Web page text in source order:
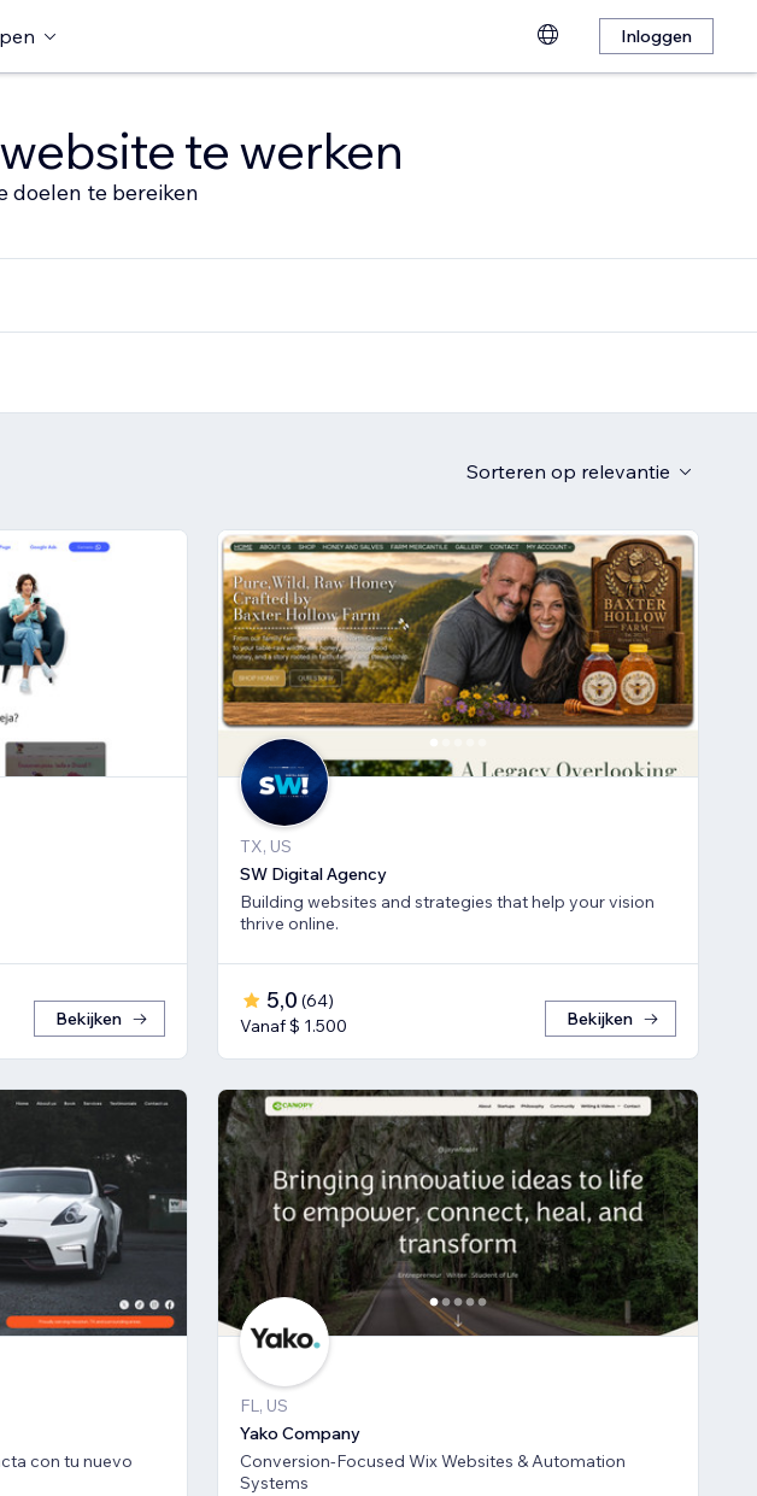
Inloggen
te werken
doelen te bereiken
Sorteren op relevantie
Bekijken
TX, US
SW Digital Agency
Building websites and strategies that help your vision
thrive online.
5,0 (64)
Vanaf $ 1.500
Bekijken
con tu nuevo
FL, US
Yako Company
Conversion-Focused Wix Websites & Automation
Systems